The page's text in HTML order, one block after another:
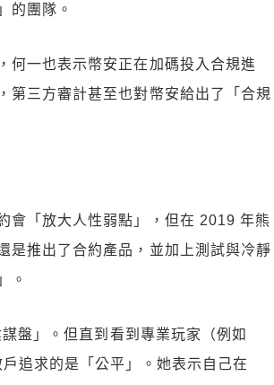
的團隊。
何一也表示幣安正在加碼投入合規進
第三方審計甚至也對幣安給出了「合規
會「放大人性弱點」，但在 2019 年熊
是推出了合約產品，並加上測試與冷靜
。
盤」。但直到看到專業玩家（例如
追求的是「公平」。她表示自己在